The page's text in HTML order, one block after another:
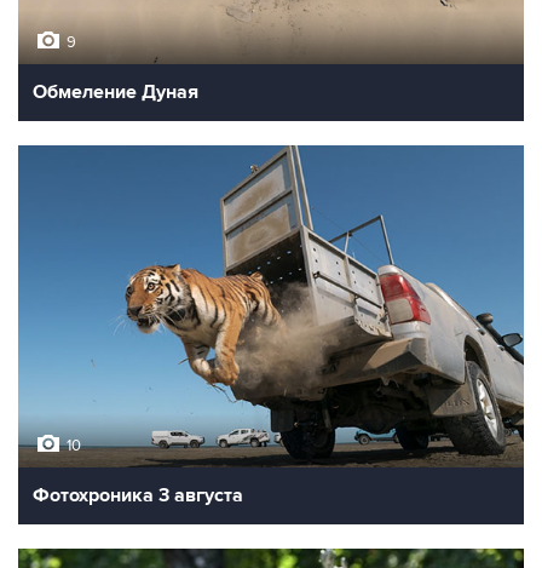
9
Обмеление Дуная
10
Фотохроника 3 августа